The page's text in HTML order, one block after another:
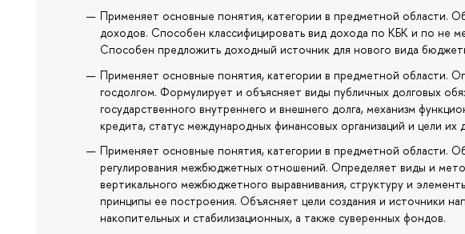
Применяет основные понятия, категории в предметной области.
доходов. Способен классифицировать вид дохода по КБК и по не
Способен предложить доходный источник для нового вида
Применяет основные понятия, категории в предметной области.
госдолгом. Формулирует и объясняет виды публичных долговых
государственного внутреннего и внешнего долга, механизм
кредита, статус международных финансовых организаций и цели их
Применяет основные понятия, категории в предметной области.
регулирования межбюджетных отношений. Определяет виды и
вертикального межбюджетного выравнивания, структуру и
принципы ее построения. Объясняет цели создания и источники
накопительных и стабилизационных, а также суверенных фондов.